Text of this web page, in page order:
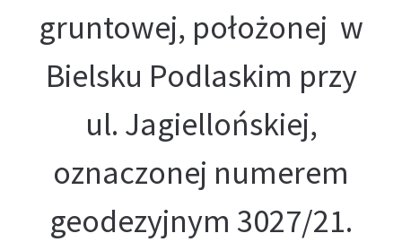
gruntowej, położonej w
Bielsku Podlaskim przy
ul. Jagiellońskiej,
oznaczonej numerem
geodezyjnym 3027/21.